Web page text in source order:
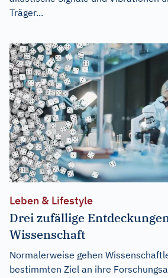
Träger...
Leben & Lifestyle
Drei zufällige
Wissenschaft
Normalerweise gehen
bestimmten Ziel an ihre